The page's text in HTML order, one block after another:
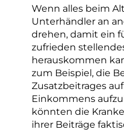
Wenn alles beim
Unterhändler an
drehen, damit ein
zufrieden
herauskommen
zum Beispiel, die
Zusatzbeitrages
Einkommens
könnten die
ihrer Beiträge